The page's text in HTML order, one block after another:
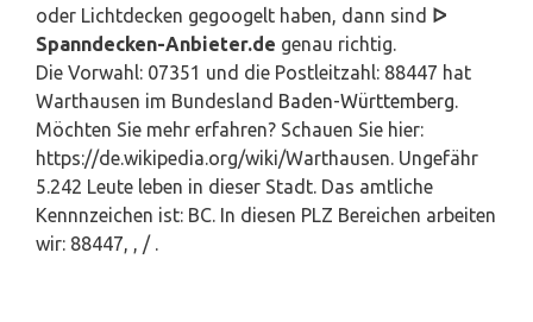
oder Lichtdecken gegoogelt haben, dann sind ᐅ
Spanndecken-Anbieter.de genau richtig.
Die Vorwahl: 07351 und die Postleitzahl: 88447 hat
Warthausen im Bundesland Baden-Württemberg.
Möchten Sie mehr erfahren? Schauen Sie hier:
https://de.wikipedia.org/wiki/Warthausen. Ungefähr
5.242 Leute leben in dieser Stadt. Das amtliche
Kennnzeichen ist: BC. In diesen PLZ Bereichen arbeiten
wir: 88447, , / .